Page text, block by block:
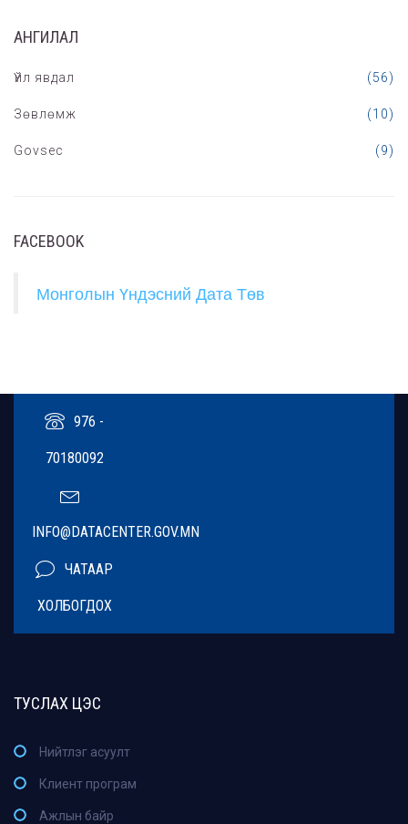
АНГИЛАЛ
Үйл явдал (56)
Зөвлөмж (10)
Govsec (9)
FACEBOOK
Монголын Үндэсний Дата Төв
976 -
70180092
INFO@DATACENTER.GOV.MN
ЧАТААР
ХОЛБОГДОХ
ТУСЛАХ ЦЭС
Нийтлэг асуулт
Клиент програм
Ажлын байр